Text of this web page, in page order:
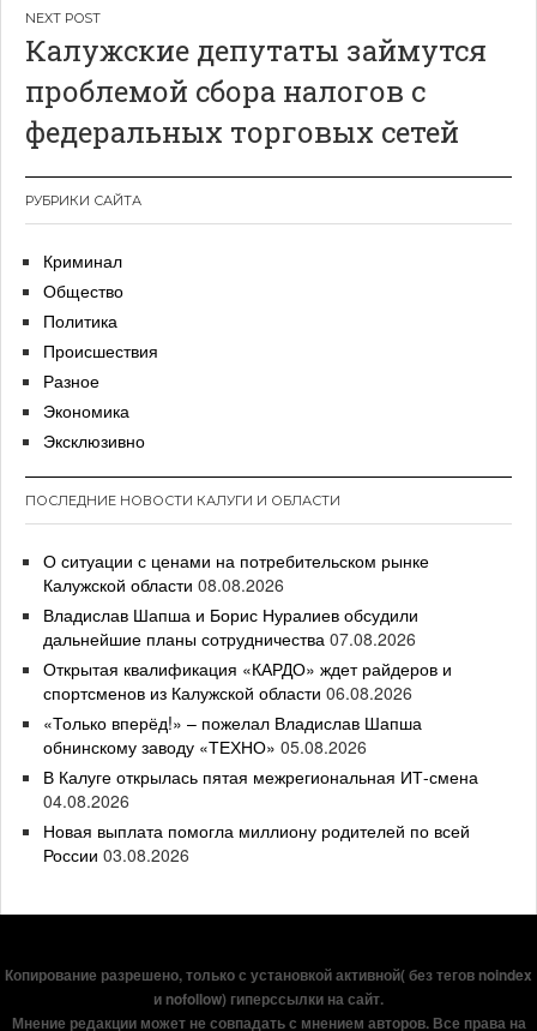
Калужские депутаты займутся
проблемой сбора налогов с
федеральных торговых сетей
РУБРИКИ САЙТА
Криминал
Общество
Политика
Происшествия
Разное
Экономика
Эксклюзивно
ПОСЛЕДНИЕ НОВОСТИ КАЛУГИ И ОБЛАСТИ
О ситуации с ценами на потребительском рынке
Калужской области 08.08.2026
Владислав Шапша и Борис Нуралиев обсудили
дальнейшие планы сотрудничества 07.08.2026
Открытая квалификация «КАРДО» ждет райдеров и
спортсменов из Калужской области 06.08.2026
«Только вперёд!» – пожелал Владислав Шапша
обнинскому заводу «ТЕХНО» 05.08.2026
В Калуге открылась пятая межрегиональная ИТ-смена
04.08.2026
Новая выплата помогла миллиону родителей по всей
России 03.08.2026
Копирование разрешено, только с установкой активной( без тегов noindex
и nofollow) гиперссылки на сайт.
Мнение редакции может не совпадать с мнением авторов. Все права на